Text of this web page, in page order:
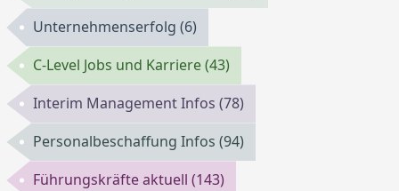
Unternehmenserfolg(6)
C-Level Jobs und Karriere(43)
Interim Management Infos(78)
Personalbeschaffung Infos(94)
Führungskräfte aktuell(143)